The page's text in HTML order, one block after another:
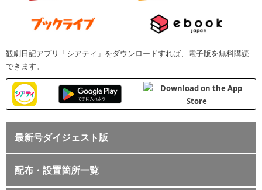
観劇日記アプリ「シアティ」をダウンロードすれば、電子版を無料購読
できます。
最新号ダイジェスト版
配布・設置箇所一覧